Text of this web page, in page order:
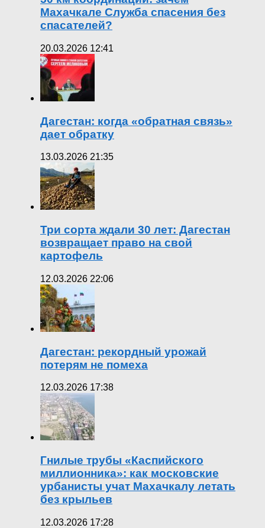
Махачкале Служба спасения без
спасателей?
20.03.2026 12:41
Дагестан: когда «обратная связь»
дает обратку
13.03.2026 21:35
Три сорта ждали 30 лет: Дагестан
возвращает право на свой
картофель
12.03.2026 22:06
Дагестан: рекордный урожай
потерям не помеха
12.03.2026 17:38
Гнилые трубы «Каспийского
миллионника»: как московские
урбанисты учат Махачкалу летать
без крыльев
12.03.2026 17:28